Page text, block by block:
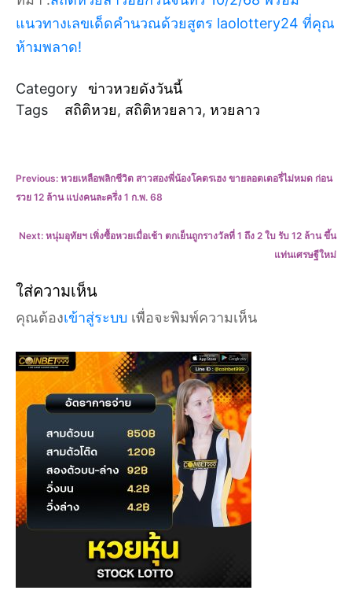
แนวทางเลขเด็ดคำนวณด้วยสูตร laolottery24 ที่คุณ
ห้ามพลาด!
Category
ข่าวหวยดังวันนี้
Tags
สถิติหวย, สถิติหวยลาว, หวยลาว
แนะแนว
Previous: หวยเหลือพลิกชีวิต สาวสองพี่น้องโคตรเฮง ขายลอตเตอรี่ไม่หมด ก่อน
รวย 12 ล้าน แบ่งคนละครึ่ง 1 ก.พ. 68
Next: หนุ่มอุทัยฯ เพิ่งซื้อหวยเมื่อเช้า ตกเย็นถูกรางวัลที่ 1 ถึง 2 ใบ รับ 12 ล้าน ขึ้น
แท่นเศรษฐีใหม่
ใส่ความเห็น
คุณต้องเข้าสู่ระบบ เพื่อจะพิมพ์ความเห็น